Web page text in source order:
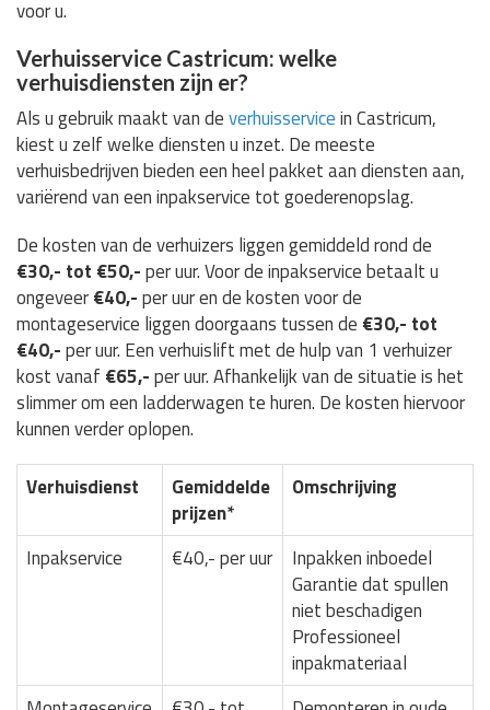
voor u.
Verhuisservice Castricum: welke
verhuisdiensten zijn er?
Als u gebruik maakt van deverhuisservicein Castricum,
kiest u zelf welke diensten u inzet. De meeste
verhuisbedrijven bieden een heel pakket aan diensten aan,
variërend van een inpakservice tot goederenopslag.
De kosten van de verhuizers liggen gemiddeld rond de
€30,- tot €50,-per uur. Voor de inpakservice betaalt u
ongeveer€40,-per uur en de kosten voor de
montageservice liggen doorgaans tussen de €30,- tot
€40,-per uur. Een verhuislift met de hulp van 1 verhuizer
kost vanaf €65,-per uur. Afhankelijk van de situatie is het
slimmer om een ladderwagen te huren. De kosten hiervoor
kunnen verder oplopen.
Verhuisdienst
Gemiddelde
prijzen*
Omschrijving
Inpakservice €40,- per uur
Inpakken inboedel
Garantie dat spullen
niet beschadigen
Professioneel
inpakmateriaal